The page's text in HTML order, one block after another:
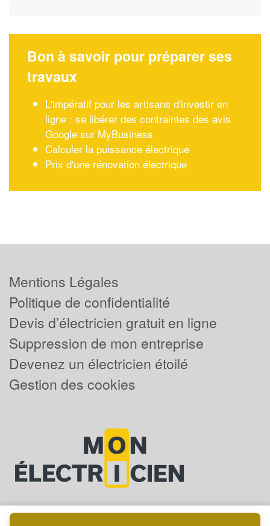
Bon à savoir pour préparer ses
travaux
L'impératif pour les artisans d'investir en
ligne : se libérer des contraintes des avis
Google sur MyBusiness
Calculer la puissance électrique
Prix d'une rénovation électrique
Mentions Légales
Politique de confidentialité
Devis d’électricien gratuit en ligne
Suppression de mon entreprise
Devenez un électricien étoilé
Gestion des cookies